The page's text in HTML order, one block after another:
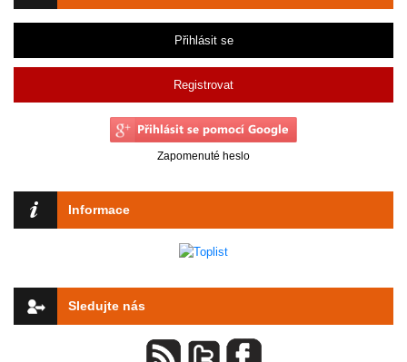
Přihlásit se
Registrovat
Zapomenuté heslo
Informace
Sledujte nás